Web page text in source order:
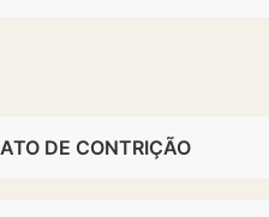
ATO DE CONTRIÇÃO